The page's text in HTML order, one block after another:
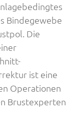
Bindegewebe
Die
ist eine
Operationen
Brustexperten